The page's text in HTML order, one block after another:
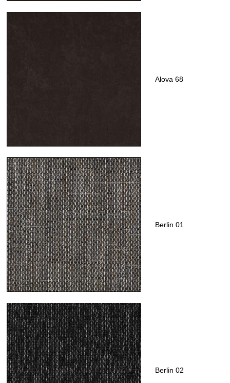
Alova 68
Berlin 01
Berlin 02